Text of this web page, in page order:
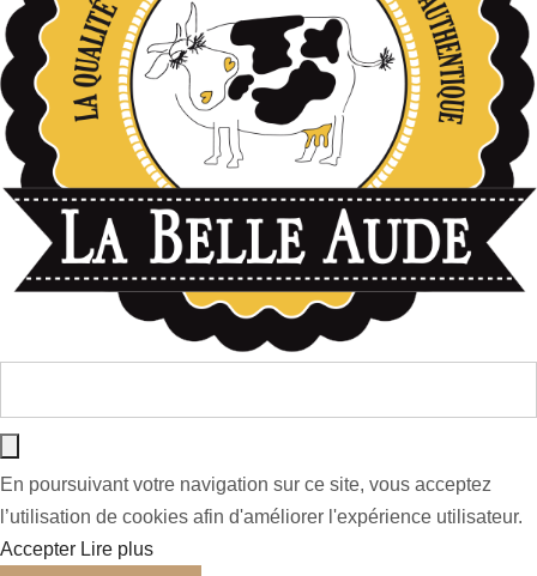
En poursuivant votre navigation sur ce site, vous acceptez
l’utilisation de cookies afin d'améliorer l'expérience utilisateur.
Accepter Lire plus